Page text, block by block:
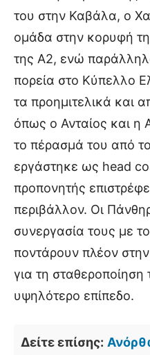
του στην Καβάλα, ο
ομάδα στην κορυφή
της Α2, ενώ
πορεία στο Κύπελλο
τα προημιτελικά και
όπως ο Ανταίος και
το πέρασμά του από
εργάστηκε ως head
προπονητής
περιβάλλον. Οι
συνεργασία τους με
ποντάρουν πλέον
για τη
υψηλότερο επίπεδο.
Δείτε επίσης: